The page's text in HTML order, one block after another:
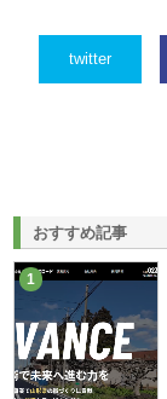
twitter
おすすめ記事
1